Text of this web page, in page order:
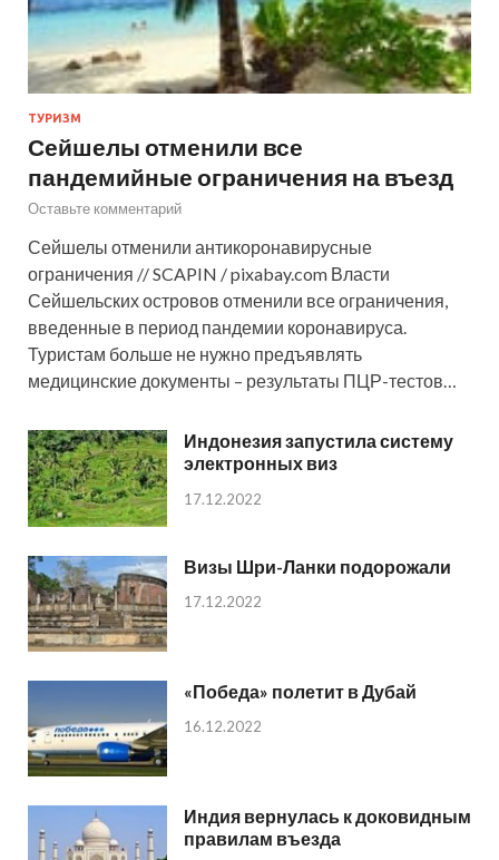
ТУРИЗМ
Сейшелы отменили все
пандемийные ограничения на въезд
Оставьте комментарий
Сейшелы отменили антикоронавирусные
ограничения // SCAPIN / pixabay.com Власти
Сейшельских островов отменили все ограничения,
введенные в период пандемии коронавируса.
Туристам больше не нужно предъявлять
медицинские документы – результаты ПЦР-тестов…
Индонезия запустила систему
электронных виз
17.12.2022
Визы Шри-Ланки подорожали
17.12.2022
«Победа» полетит в Дубай
16.12.2022
Индия вернулась к доковидным
правилам въезда